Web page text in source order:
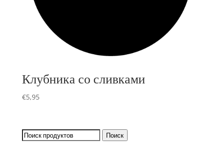
Клубника со сливками
€5,95
Искать: Поиск